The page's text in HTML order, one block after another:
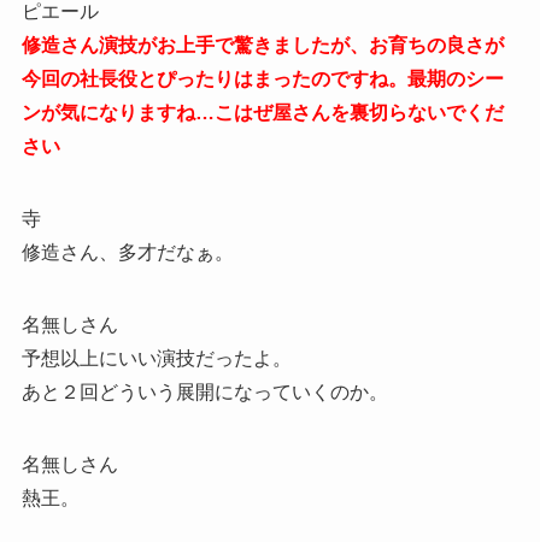
ピエール
修造さん演技がお上手で驚きましたが、お育ちの良さが
今回の社長役とぴったりはまったのですね。最期のシー
ンが気になりますね…こはぜ屋さんを裏切らないでくだ
さい
寺
修造さん、多才だなぁ。
名無しさん
予想以上にいい演技だったよ。
あと２回どういう展開になっていくのか。
名無しさん
熱王。